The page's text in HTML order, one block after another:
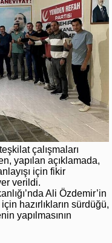
çalışmaları
yapılan açıklamada,
için fikir
verildi.
Ali Özdemir’in
hazırlıkların sürdüğü,
yapılmasının